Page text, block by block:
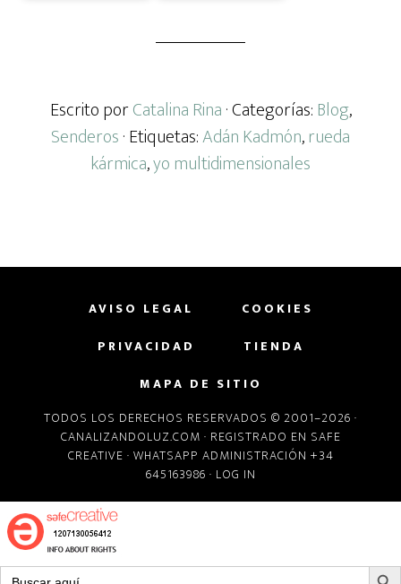
Escrito porCatalina Rina· Categorías: Blog,
Senderos· Etiquetas:Adán Kadmón,rueda
kármica,yo multidimensionales
AVISO LEGAL
COOKIES
PRIVACIDAD
TIENDA
MAPA DE SITIO
TODOS LOS DERECHOS RESERVADOS © 2001–2026 ·
CANALIZANDOLUZ.COM · REGISTRADO EN SAFE
CREATIVE · WHATSAPP ADMINISTRACIÓN +34
645163986 · LOG IN
Buscar: BOTÓN